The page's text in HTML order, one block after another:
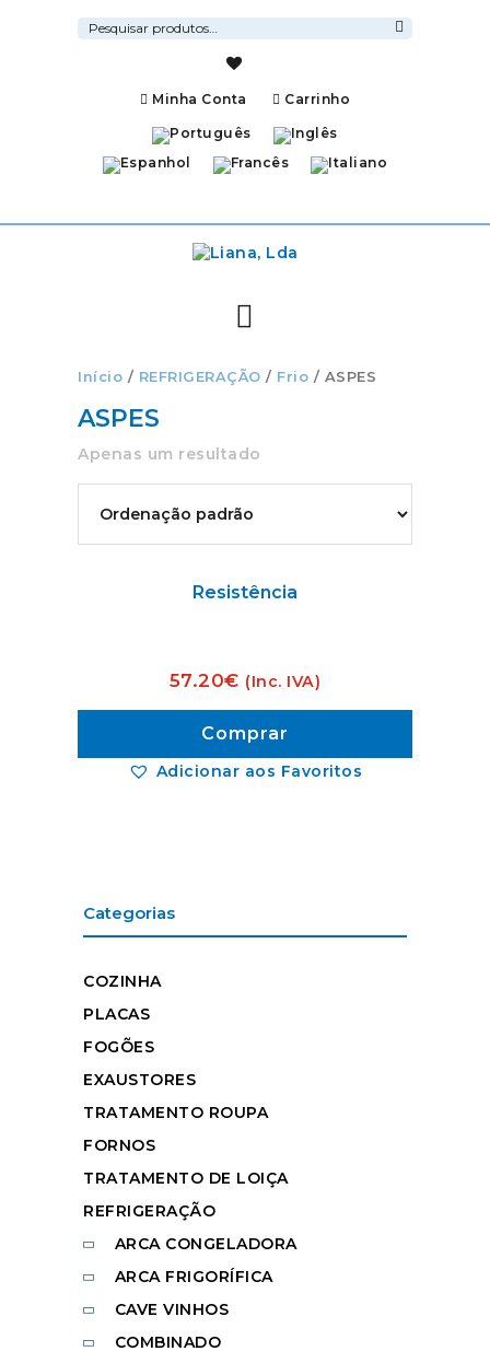
Pesquisar
por:
Minha Conta Carrinho
Início / REFRIGERAÇÃO / Frio / ASPES
ASPES
Apenas um resultado
Adicionar aos Favoritos
Resistência
57.20€ (Inc. IVA)
Comprar
Categorias
COZINHA
PLACAS
FOGÕES
EXAUSTORES
TRATAMENTO ROUPA
FORNOS
TRATAMENTO DE LOIÇA
REFRIGERAÇÃO
ARCA CONGELADORA
ARCA FRIGORÍFICA
CAVE VINHOS
COMBINADO